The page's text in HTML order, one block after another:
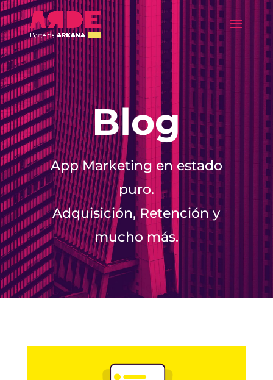
Blog
App Marketing en estado
puro.
Adquisición, Retención y
mucho más.